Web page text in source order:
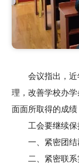
会议指出， 近
理，改善学校办
面面所取得的成
工会要继续保
一、紧密团结
二、紧密联